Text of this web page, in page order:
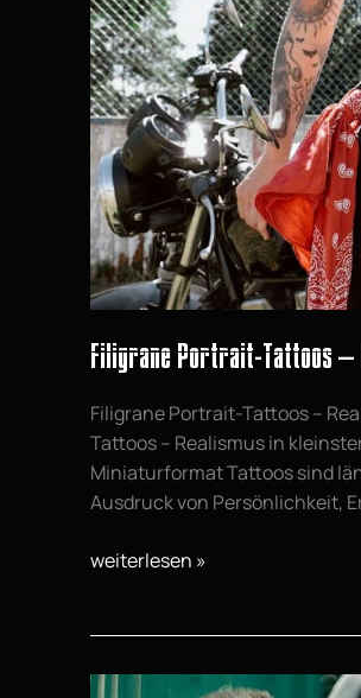
Filigrane Portrait-Tattoos –
Filigrane Portrait-Tattoos –
Tattoos – Realismus in
Miniaturformat Tattoos sind
Ausdruck von Persönlichkeit,
Realismus
in
kleinster
Form
weiterlesen »
Kombination